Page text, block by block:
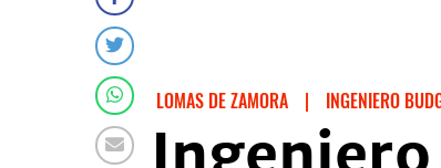
LOMAS DE ZAMORA | INGENIERO